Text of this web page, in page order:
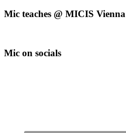
Mic teaches @ MICIS Vienna
Mic on socials